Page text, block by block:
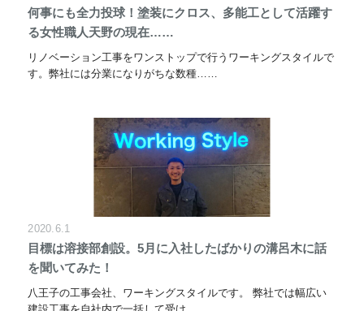
何事にも全力投球！塗装にクロス、多能工として活躍す
る女性職人天野の現在……
リノベーション工事をワンストップで行うワーキングスタイルで
す。弊社には分業になりがちな数種……
2020.6.1
目標は溶接部創設。5月に入社したばかりの溝呂木に話
を聞いてみた！
八王子の工事会社、ワーキングスタイルです。 弊社では幅広い